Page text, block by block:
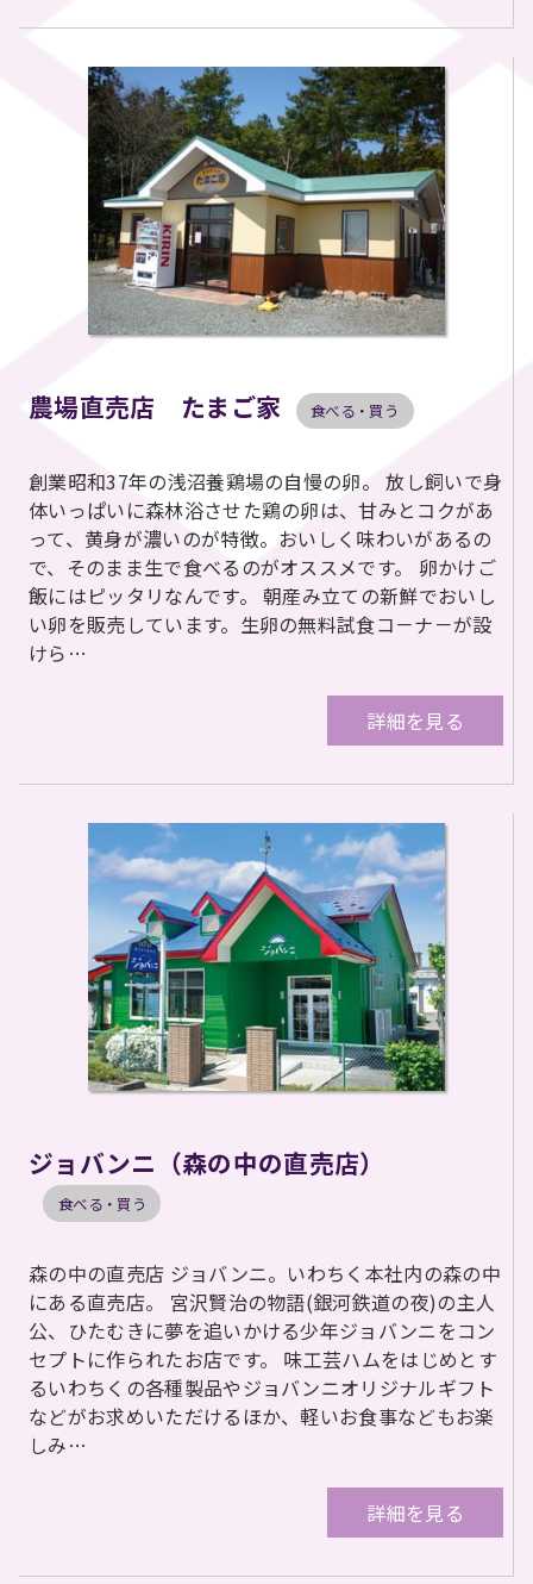
農場直売店 たまご家 食べる・買う
創業昭和37年の浅沼養鶏場の自慢の卵。 放し飼いで身
体いっぱいに森林浴させた鶏の卵は、甘みとコクがあ
って、黄身が濃いのが特徴。おいしく味わいがあるの
で、そのまま生で食べるのがオススメです。 卵かけご
飯にはピッタリなんです。 朝産み立ての新鮮でおいし
い卵を販売しています。生卵の無料試食コ－ナ－が設
けら…
詳細を見る
ジョバンニ（森の中の直売店）
食べる・買う
森の中の直売店 ジョバンニ。いわちく本社内の森の中
にある直売店。 宮沢賢治の物語(銀河鉄道の夜)の主人
公、ひたむきに夢を追いかける少年ジョバンニをコン
セプトに作られたお店です。 味工芸ハムをはじめとす
るいわちくの各種製品やジョバンニオリジナルギフト
などがお求めいただけるほか、軽いお食事などもお楽
しみ…
詳細を見る